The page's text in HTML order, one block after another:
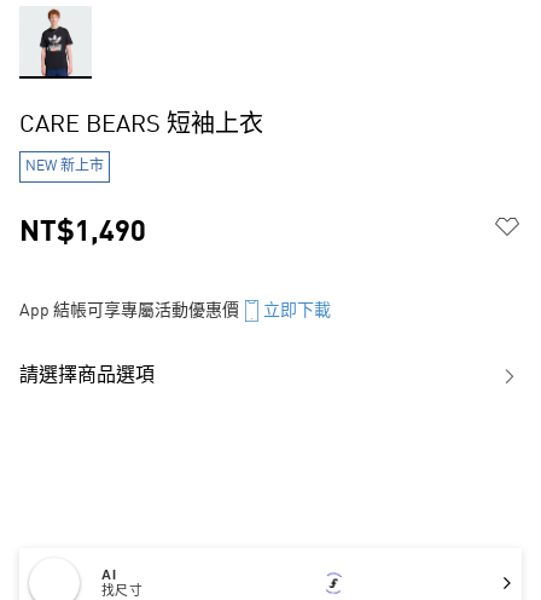
CARE BEARS 短袖上衣
NEW 新上市
NT$1,490
App 結帳可享專屬活動優惠價 立即下載
請選擇商品選項
AI
找尺寸